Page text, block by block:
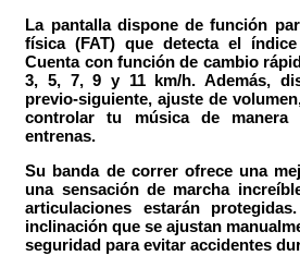
La pantalla dispone defunción
física (FAT) que detecta el
Cuenta confunción de cambio
3, 5, 7, 9 y 11 km/h. Además,
previo-siguiente, ajuste de
controlar tu música de manera
entrenas.
Su banda de correr ofrece una
una sensación de marcha
articulaciones estarán
inclinación que se ajustan
seguridad para evitar accidentes